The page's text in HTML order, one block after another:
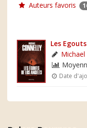
Auteurs favoris
Les
Michael
Date